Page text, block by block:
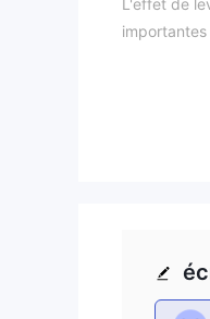
L'effet de
de crédit/
ForIndex
aux